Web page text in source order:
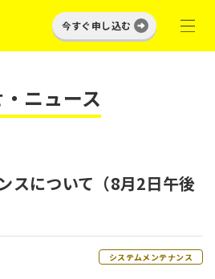
今すぐ申し込む
ニュース
スについて（8月2日午後
システムメンテナンス